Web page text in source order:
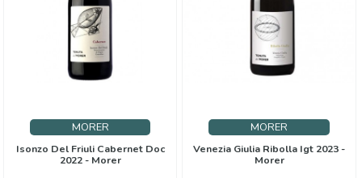
MORER
Isonzo Del Friuli Cabernet Doc
2022 - Morer
MORER
Venezia Giulia Ribolla Igt 2023 -
Morer